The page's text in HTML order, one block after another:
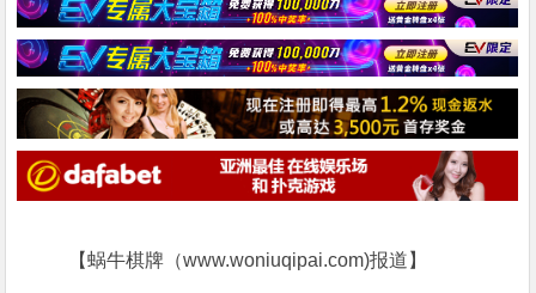
【蜗牛棋牌（www.woniuqipai.com)报道】